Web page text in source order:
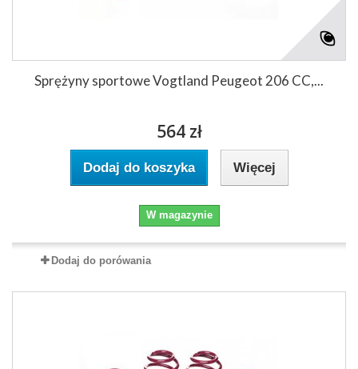
Sprężyny sportowe Vogtland Peugeot 206 CC,...
564 zł
Dodaj do koszyka Więcej
W magazynie
Dodaj do porówania